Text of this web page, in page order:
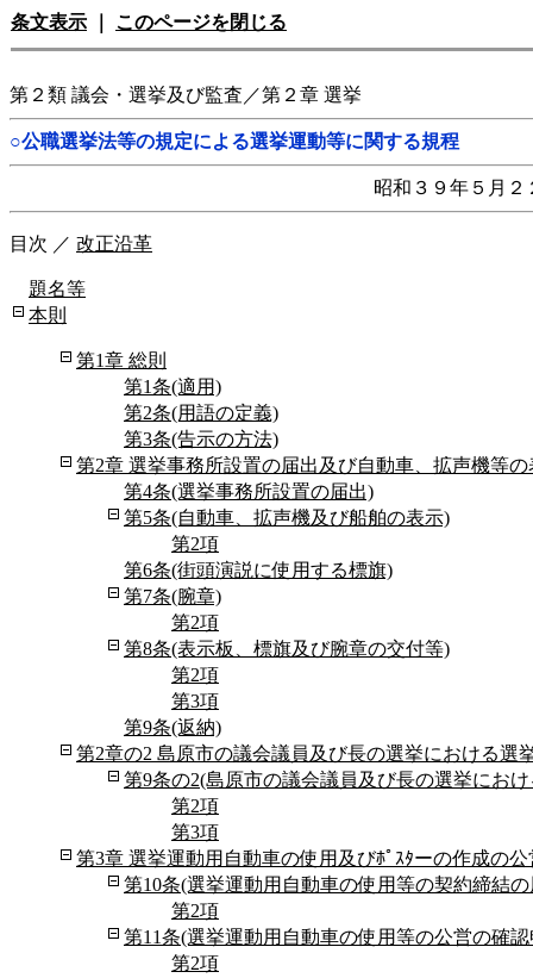
条文表示 このページを閉じる
第２類 議会・選挙及び監査／第２章 選挙
○公職選挙法等の規定による選挙運動等に関する規程
昭和３９年５月
目次 ／ 改正沿革
題名等
本則
第1章 総則
第1条(適用)
第2条(用語の定義)
第3条(告示の方法)
第2章 選挙事務所設置の届出及び自動車、拡声機等
第4条(選挙事務所設置の届出)
第5条(自動車、拡声機及び船舶の表示)
第2項
第6条(街頭演説に使用する標旗)
第7条(腕章)
第2項
第8条(表示板、標旗及び腕章の交付等)
第2項
第3項
第9条(返納)
第2章の2 島原市の議会議員及び長の選挙における選
第9条の2(島原市の議会議員及び長の選挙にお
第2項
第3項
第3章 選挙運動用自動車の使用及びﾎﾟｽﾀーの作成の公
第10条(選挙運動用自動車の使用等の契約締結
第2項
第11条(選挙運動用自動車の使用等の公営の確
第2項